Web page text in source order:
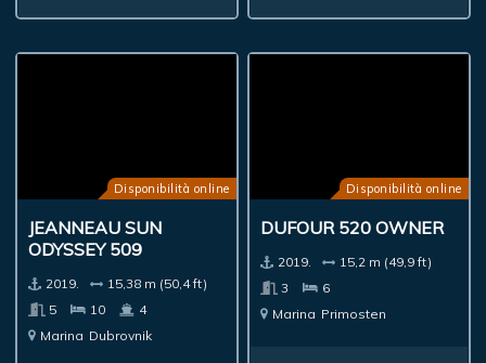
Disponibilità online
JEANNEAU SUN
ODYSSEY 509
2019.
15,38 m (50,4 ft)
5
10
4
Marina Dubrovnik
Disponibilità online
DUFOUR 520 OWNER
2019.
15,2 m (49,9 ft)
3
6
Marina Primosten